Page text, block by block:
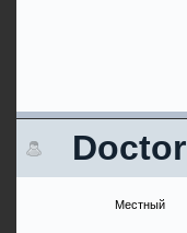
Doctor
Местный